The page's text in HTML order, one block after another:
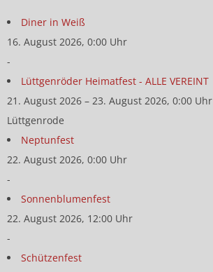
Diner in Weiß
16. August 2026, 0:00 Uhr
-
Lüttgenröder Heimatfest - ALLE VEREINT
21. August 2026 – 23. August 2026, 0:00 Uhr
Lüttgenrode
Neptunfest
22. August 2026, 0:00 Uhr
-
Sonnenblumenfest
22. August 2026, 12:00 Uhr
-
Schützenfest